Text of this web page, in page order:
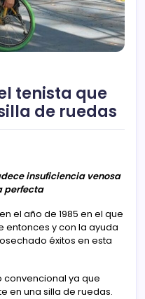
tenista que
de ruedas
insuficiencia venosa
perfecta
el año de 1985 en el que
entonces y con la ayuda
éxitos en esta
convencional ya que
en una silla de ruedas.